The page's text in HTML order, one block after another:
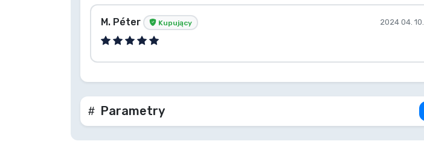
M. Péter Kupujący 2024 04. 10.
Parametry